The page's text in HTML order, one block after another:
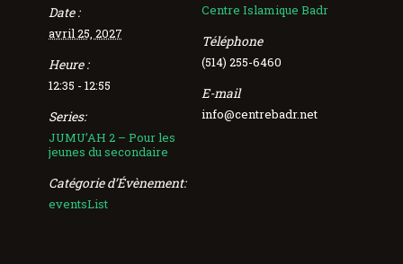
Date :
avril 25, 2027
Heure :
12:35 - 12:55
Series:
JUMU’AH 2 – Pour les
jeunes du secondaire
Catégorie d’Évènement:
eventsList
Centre Islamique Badr
Téléphone
(514) 255-6460
E-mail
info@centrebadr.net